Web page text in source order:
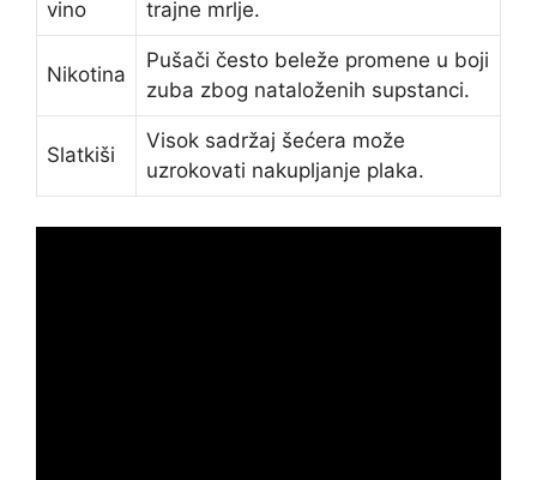
vino trajne mrlje.
Nikotina
Pušači često beleže promene u boji
zuba zbog nataloženih supstanci.
Slatkiši
Visok sadržaj šećera može
uzrokovati nakupljanje plaka.